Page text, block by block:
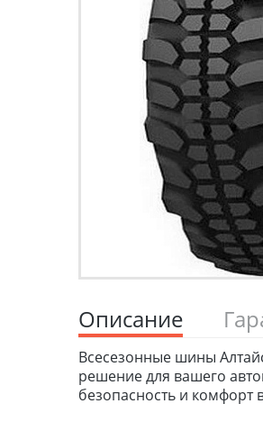
Описание
Всесезонные шины
решение для вашего
безопасность и комфорт